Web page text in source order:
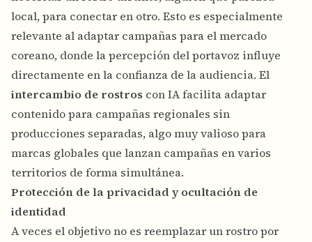
local, para conectar en otro. Esto es especialmente
relevante al adaptar campañas para el mercado
coreano, donde la percepción del portavoz influye
directamente en la confianza de la audiencia. El
intercambio de rostros con IA facilita adaptar
contenido para campañas regionales sin
producciones separadas, algo muy valioso para
marcas globales que lanzan campañas en varios
territorios de forma simultánea.
Protección de la privacidad y ocultación de
identidad
A veces el objetivo no es reemplazar un rostro por